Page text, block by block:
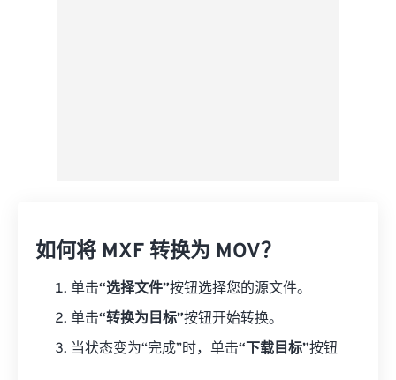
如何将 MXF 转换为 MOV？
单击“选择文件”按钮选择您的源文件。
单击“转换为目标”按钮开始转换。
当状态变为“完成”时，单击“下载目标”按钮